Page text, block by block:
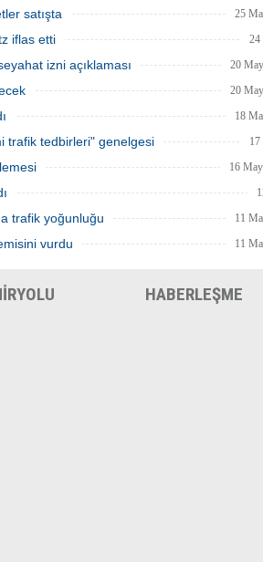
İBB, bu hafta sonu, şimdiye
en yüksek sayıdaki personeliyle
olacak.
bazı şehirler
satışta 25
iflas etti 24
izni açıklaması 20
20
18
trafik tedbirleri" genelgesi 17
16
trafik yoğunluğu 11
vurdu 11
HABERLEŞME